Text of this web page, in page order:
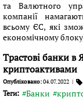
та Валютного
компанії
всьому ЄС, які
економічному
Трастові банки в
криптоактивами
Опубліковано:04.07.2022 |
Теги: #Банки